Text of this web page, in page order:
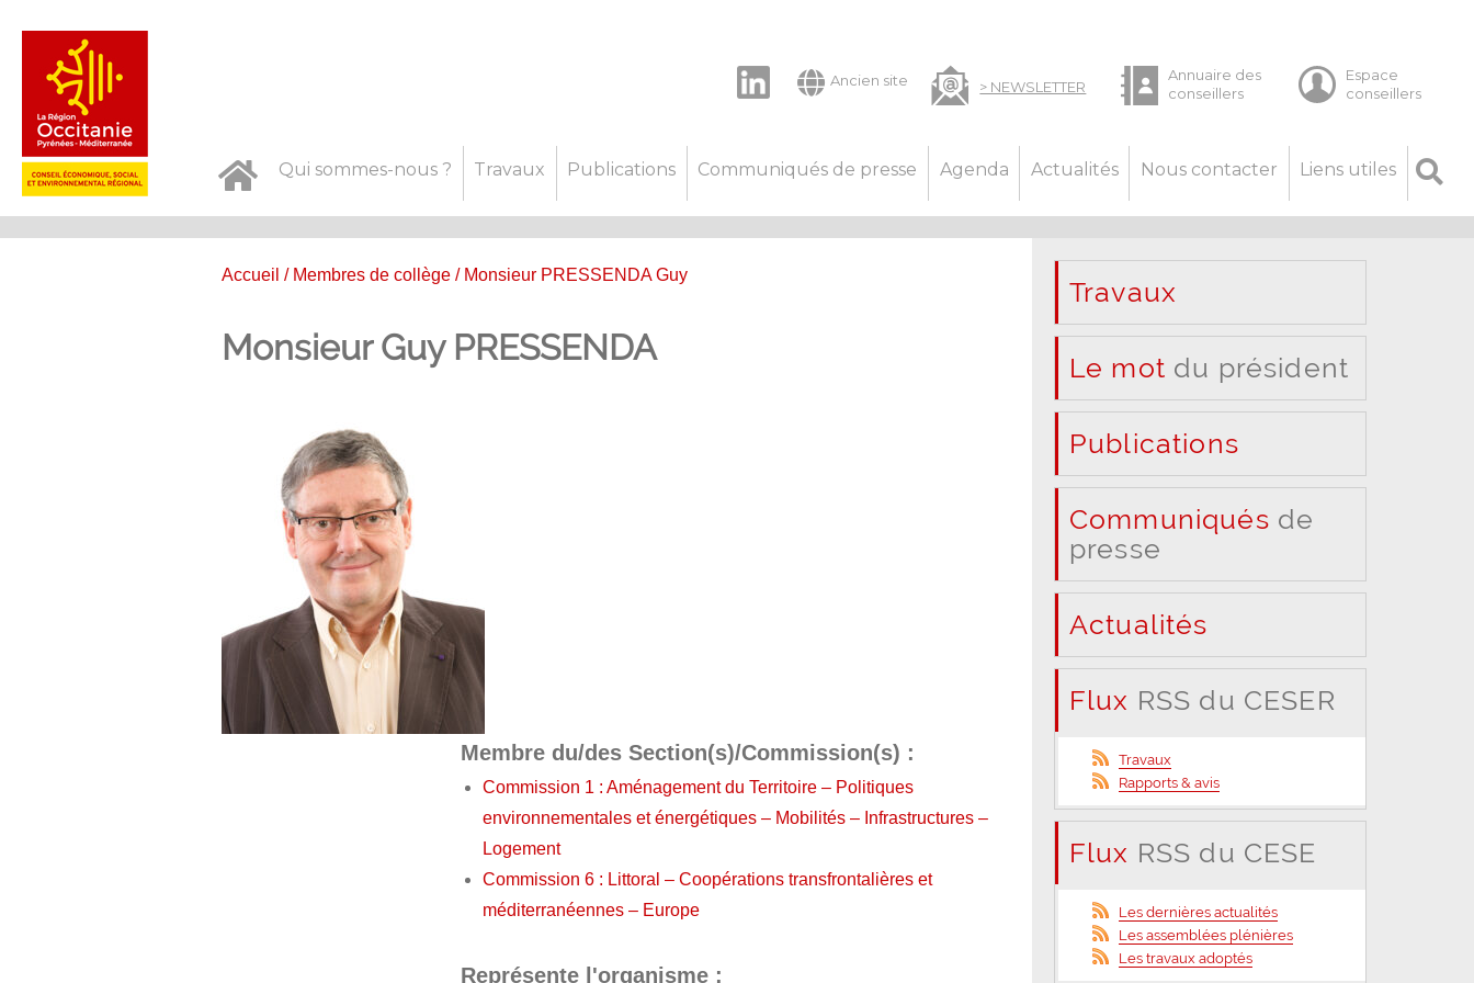
Ancien site
Qui sommes-nous ? Travaux Publications Communiqués de presse Agenda Actualités Nous contacter Liens utiles
Accueil / Membres de collège/ Monsieur PRESSENDA Guy
Monsieur Guy PRESSENDA
Membre du/des Section(s)/Commission(s) :
Commission 1 : Aménagement du Territoire – Politiques
environnementales et énergétiques – Mobilités – Infrastructures –
Logement
Commission 6 : Littoral – Coopérations transfrontalières et
méditerranéennes – Europe
Représente l'organisme :
Travaux
Le mot du président
Publications
Communiqués de
presse
Actualités
Flux RSS du CESER
Travaux
Rapports & avis
Flux RSS du CESE
Les dernières actualités
Les assemblées plénières
Les travaux adoptés